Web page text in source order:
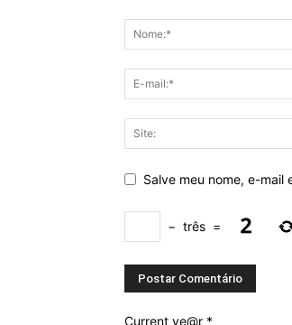
Salve meu nome, e-
− três =
Current ye@r *